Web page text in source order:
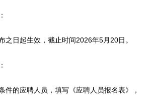
日起生效，截止时间2026年5月20日。
的应聘人员，填写《应聘人员报名表》，